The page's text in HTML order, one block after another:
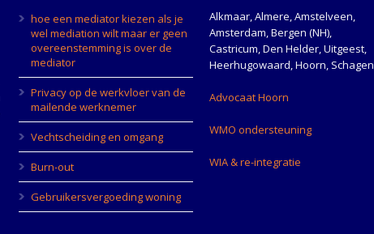
hoe een mediator kiezen als je
wel mediation wilt maar er geen
overeenstemming is over de
mediator
Privacy op de werkvloer van de
mailende werknemer
Vechtscheiding en omgang
Burn-out
Gebruikersvergoeding woning
Alkmaar, Almere, Amstelveen,
Amsterdam, Bergen (NH),
Castricum, Den Helder, Uitgeest,
Heerhugowaard, Hoorn, Schagen
Advocaat Hoorn
WMO ondersteuning
WIA & re-integratie